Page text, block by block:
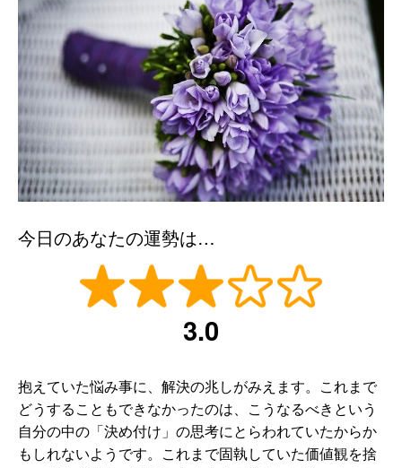
今日のあなたの運勢は…
3.0
抱えていた悩み事に、解決の兆しがみえます。これまで
どうすることもできなかったのは、こうなるべきという
自分の中の「決め付け」の思考にとらわれていたからか
もしれないようです。これまで固執していた価値観を捨